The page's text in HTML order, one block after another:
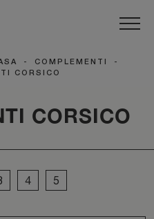
- COMPLEMENTI
-
CORSICO
CORSICO
4 5